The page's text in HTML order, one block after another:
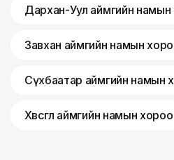
Дархан-Уул аймгийн намын
Завхан аймгийн намын
Сүхбаатар аймгийн намын
Хөвсгөл аймгийн намын хороо